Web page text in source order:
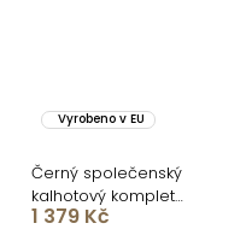
Vyrobeno v EU
Černý společenský
kalhotový komplet
OTARIO se sakem
1 379 Kč